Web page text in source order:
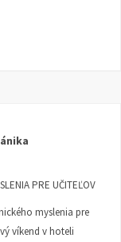
PRE UČITEĽOV
myslenia pre
víkend v hoteli